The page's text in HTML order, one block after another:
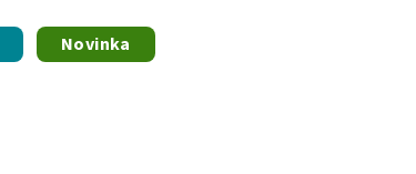
Novinka